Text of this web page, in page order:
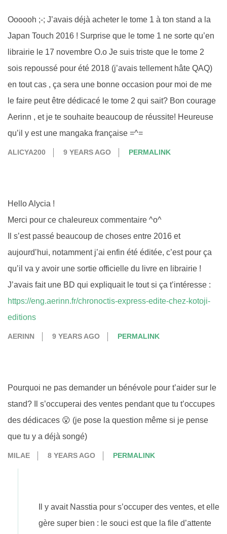
Oooooh ;-; J’avais déjà acheter le tome 1 à ton stand a la
Japan Touch 2016 ! Surprise que le tome 1 ne sorte qu’en
librairie le 17 novembre O.o Je suis triste que le tome 2
sois repoussé pour été 2018 (j’avais tellement hâte QAQ)
en tout cas , ça sera une bonne occasion pour moi de me
le faire peut être dédicacé le tome 2 qui sait? Bon courage
Aerinn , et je te souhaite beaucoup de réussite! Heureuse
qu’il y est une mangaka française =^=
ALICYA200 9 YEARS AGO PERMALINK
Hello Alycia !
Merci pour ce chaleureux commentaire ^o^
Il s’est passé beaucoup de choses entre 2016 et
aujourd’hui, notamment j’ai enfin été éditée, c’est pour ça
qu’il va y avoir une sortie officielle du livre en librairie !
J’avais fait une BD qui expliquait le tout si ça t’intéresse :
https://eng.aerinn.fr/chronoctis-express-edite-chez-kotoji-
editions
AERINN 9 YEARS AGO PERMALINK
Pourquoi ne pas demander un bénévole pour t’aider sur le
stand? Il s’occuperai des ventes pendant que tu t’occupes
des dédicaces 😮 (je pose la question même si je pense
que tu y a déjà songé)
MILAE 8 YEARS AGO PERMALINK
Il y avait Nasstia pour s’occuper des ventes, et elle
gère super bien : le souci est que la file d’attente